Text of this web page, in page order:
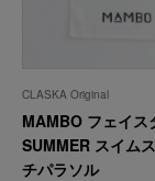
CLASKA Original
MAMBO フェイス
SUMMER スイム
チパラソル